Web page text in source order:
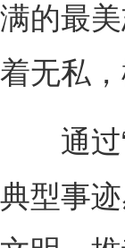
满的最
着无私
通过“
典型事